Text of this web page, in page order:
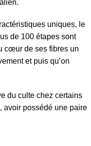
uniques, le
de 100 étapes sont
cœur de ses fibres un
et puis qu’on
du culte chez certains
avoir possédé une paire